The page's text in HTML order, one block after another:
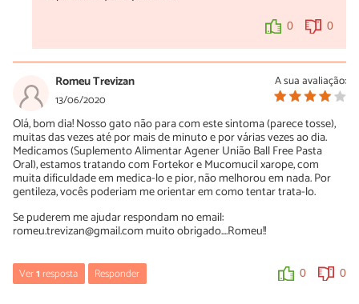
0 0
A sua avaliação:
Romeu Trevizan
13/06/2020
Olá, bom dia! Nosso gato não para com este sintoma (parece tosse),
muitas das vezes até por mais de minuto e por várias vezes ao dia.
Medicamos (Suplemento Alimentar Agener União Ball Free Pasta
Oral), estamos tratando com Fortekor e Mucomucil xarope, com
muita dificuldade em medica-lo e pior, não melhorou em nada. Por
gentileza, vocês poderiam me orientar em como tentar trata-lo.
Se puderem me ajudar respondam no email:
romeu.trevizan@gmail.com muito obrigado....Romeu!!
Ver1resposta Responder 0 0